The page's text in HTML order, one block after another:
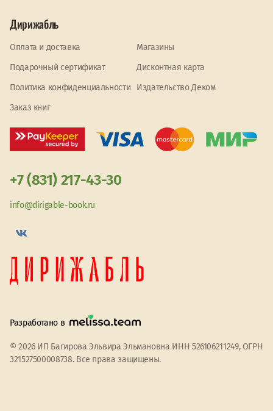
Дирижабль
Оплата и доставка
Магазины
Подарочный сертификат
Дисконтная карта
Политика конфиденциальности
Издательство Деком
Заказ книг
+7 (831) 217-43-30
info@dirigable-book.ru
Разработано в
© 2026 ИП Багирова Эльвира Эльмановна ИНН 526106211249, ОГРН
321527500008738. Все права защищены.